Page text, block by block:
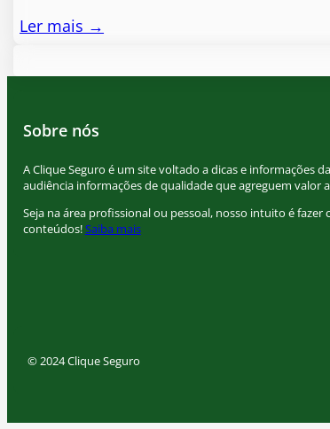
Ler mais →
Sobre nós
A Clique Seguro é um site voltado a dicas e informações
audiência informações de qualidade que agreguem valor
Seja na área profissional ou pessoal, nosso intuito é
conteúdos!Saiba mais
© 2024 Clique Seguro